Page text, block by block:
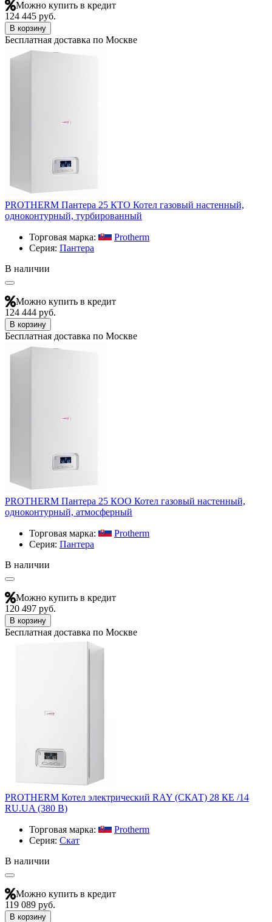
Можно купить в кредит
124 445 руб.
В корзину
Бесплатная доставка по Москве
PROTHERM Пантера 25 КТО Котел газовый настенный,
одноконтурный, турбированный
Торговая марка:
Protherm
Серия: Пантера
В наличии
Можно купить в кредит
124 444 руб.
В корзину
Бесплатная доставка по Москве
PROTHERM Пантера 25 КОО Котел газовый настенный,
одноконтурный, атмосферный
Торговая марка:
Protherm
Серия: Пантера
В наличии
Можно купить в кредит
120 497 руб.
В корзину
Бесплатная доставка по Москве
PROTHERM Котел электрический RAY (СКАТ) 28 КЕ /14
RU.UA (380 В)
Торговая марка:
Protherm
Серия: Скат
В наличии
Можно купить в кредит
119 089 руб.
В корзину